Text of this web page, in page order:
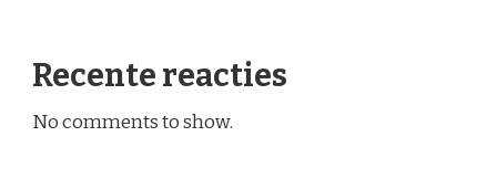
Recente reacties
No comments to show.